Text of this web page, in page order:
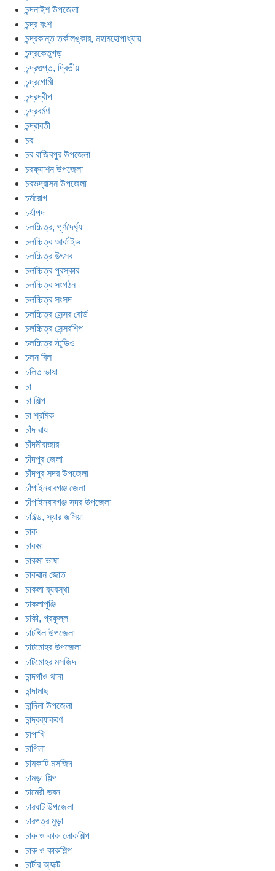
চন্দনাইশ উপজেলা
চন্দ্র বংশ
চন্দ্রকান্ত তর্কালঙ্কার, মহামহোপাধ্যায়
চন্দ্রকেতুগড়
চন্দ্রগুপ্ত, দ্বিতীয়
চন্দ্রগোমী
চন্দ্রদ্বীপ
চন্দ্রবর্মণ
চন্দ্রাবতী
চর
চর রাজিবপুর উপজেলা
চরফ্যাশন উপজেলা
চরভদ্রাসন উপজেলা
চর্মরোগ
চর্যাপদ
চলচ্চিত্র, পূর্ণদৈর্ঘ্য
চলচ্চিত্র আর্কাইভ
চলচ্চিত্র উৎসব
চলচ্চিত্র পুরস্কার
চলচ্চিত্র সংগঠন
চলচ্চিত্র সংসদ
চলচ্চিত্র সেন্সর বোর্ড
চলচ্চিত্র সেন্সরশিপ
চলচ্চিত্র স্টুডিও
চলন বিল
চলিত ভাষা
চা
চা শিল্প
চা শ্রমিক
চাঁদ রায়
চাঁদনীবাজার
চাঁদপুর জেলা
চাঁদপুর সদর উপজেলা
চাঁপাইনবাবগঞ্জ জেলা
চাঁপাইনবাবগঞ্জ সদর উপজেলা
চাইল্ড, স্যার জসিয়া
চাক
চাকমা
চাকমা ভাষা
চাকরান জোত
চাকলা ব্যবস্থা
চাকলাপুঞ্জি
চাকী, প্রফুল্ল
চাটখিল উপজেলা
চাটমোহর উপজেলা
চাটমোহর মসজিদ
চান্দগাঁও থানা
চান্দামাছ
চান্দিনা উপজেলা
চান্দ্রব্যাকরণ
চাপাখি
চাপিলা
চামকাটি মসজিদ
চামড়া শিল্প
চামেরী ভবন
চারঘাট উপজেলা
চারপত্র মুড়া
চারু ও কারু লোকশিল্প
চারু ও কারুশিল্প
চার্টার অ্যাক্ট